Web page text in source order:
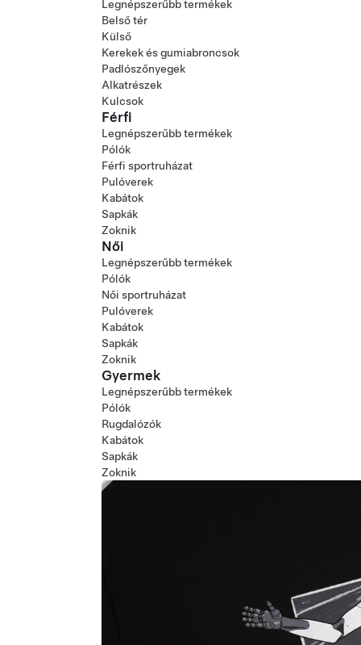
Legnépszerűbb termékek
Belső tér
Külső
Kerekek és gumiabroncsok
Padlószőnyegek
Alkatrészek
Kulcsok
Férfi
Legnépszerűbb termékek
Pólók
Férfi sportruházat
Pulóverek
Kabátok
Sapkák
Zoknik
Női
Legnépszerűbb termékek
Pólók
Női sportruházat
Pulóverek
Kabátok
Sapkák
Zoknik
Gyermek
Legnépszerűbb termékek
Pólók
Rugdalózók
Kabátok
Sapkák
Zoknik